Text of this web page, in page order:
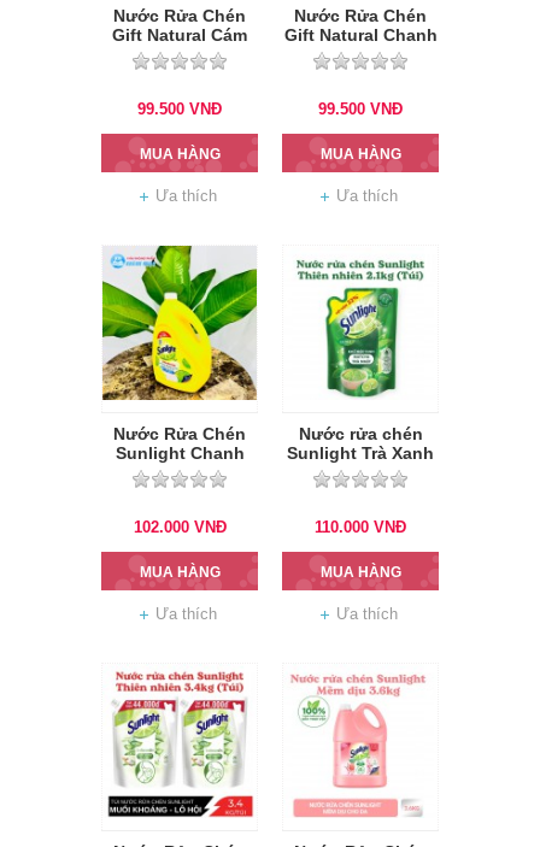
Nước Rửa Chén
Gift Natural Cám
Gạo - Collagen
3,8Kg
99.500 VNĐ
MUA HÀNG
Ưa thích
Nước Rửa Chén
Gift Natural Chanh
Yuzu & Gừng
3.8kg
99.500 VNĐ
MUA HÀNG
Ưa thích
Nước Rửa Chén
Sunlight Chanh
3.6kg
102.000 VNĐ
MUA HÀNG
Ưa thích
Nước rửa chén
Sunlight Trà Xanh
túi 3.4kg
110.000 VNĐ
MUA HÀNG
Ưa thích